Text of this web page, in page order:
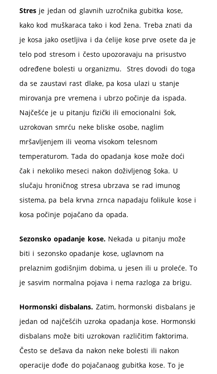
Stres je jedan od glavnih uzročnika gubitka kose,
kako kod muškaraca tako i kod žena. Treba znati da
je kosa jako osetljiva i da ćelije kose prve osete da je
telo pod stresom i često upozoravaju na prisustvo
određene bolesti u organizmu. Stres dovodi do toga
da se zaustavi rast dlake, pa kosa ulazi u stanje
mirovanja pre vremena i ubrzo počinje da ispada.
Najčešće je u pitanju fizički ili emocionalni šok,
uzrokovan smrću neke bliske osobe, naglim
mršavljenjem ili veoma visokom telesnom
temperaturom. Tada do opadanja kose može doći
čak i nekoliko meseci nakon doživljenog šoka. U
slučaju hroničnog stresa ubrzava se rad imunog
sistema, pa bela krvna zrnca napadaju folikule kose i
kosa počinje pojačano da opada.
Sezonsko opadanje kose.Nekada u pitanju može
biti i sezonsko opadanje kose, uglavnom na
prelaznim godišnjim dobima, u jesen ili u proleće. To
je sasvim normalna pojava i nema razloga za brigu.
Hormonski disbalans. Zatim, hormonski disbalans je
jedan od najčešćih uzroka opadanja kose. Hormonski
disbalans može biti uzrokovan različitim faktorima.
Često se dešava da nakon neke bolesti ili nakon
operacije dođe do pojačanaog gubitka kose. To je